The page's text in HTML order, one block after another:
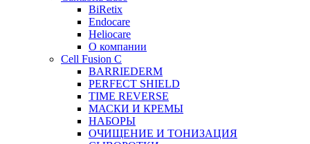
BiRetix
Endocare
Heliocare
О компании
Cell Fusion C
BARRIEDERM
PERFECT SHIELD
TIME REVERSE
МАСКИ И КРЕМЫ
НАБОРЫ
ОЧИЩЕНИЕ И ТОНИЗАЦИЯ